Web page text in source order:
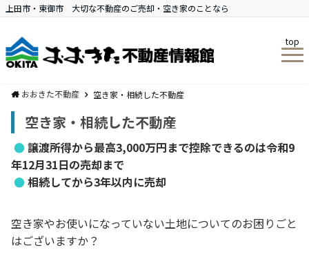
上田市・東御市 大切な不動産のご売却・空き家のことなら
top
おおきた不動産 空き家・相続した不動産
空き家・相続した不動産
●譲渡所得から最高3,000万円まで控除できるのは令和9
年12月31日の売却まで
●相続してから3年以内に売却
空き家やお使いになっていない土地についてのお困りごと
はございますか？